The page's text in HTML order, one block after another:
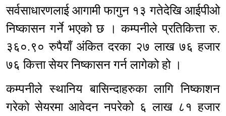
सर्वसाधारणलाई आगामी फागुन १३ गतेदेखि आईपीओ
निष्कासन गर्ने भएको छ । कम्पनीले प्रतिकित्ता रु.
३६०.९० रुपैयाँ अंकित दरका २७ लाख ७६ हजार
७६ कित्ता सेयर निष्कासन गर्न लागेको हो ।
कम्पनीले स्थानिय बासिन्दाहरुका लागि निष्काशन
गरेको सेयरमा आवेदन नपरेको ६ लाख ८१ हजार